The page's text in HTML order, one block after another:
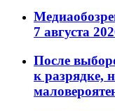
7 августа
После
к разрядке,